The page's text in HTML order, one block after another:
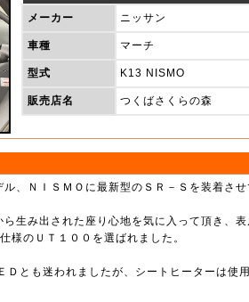
メーカー ニッサン
車種 マーチ
型式 K13 NISMO
販売店名 つくばさくらの森
、ＮＩＳＭＯに最新型のＳＲ－Ｓを装着させ
生み出された座り心地を気に入って頂き、
様のＵＴ１００を選ばれました。
Ｄとも迷われましたが、シートヒーターは